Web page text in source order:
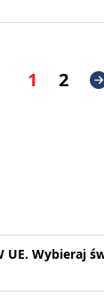
1 2
UE. Wybieraj